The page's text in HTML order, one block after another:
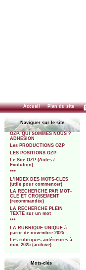
Accueil Plan du site
Naviguer sur le site
OZP. QUI SOMMES NOUS ?
ADHESION
Les PRODUCTIONS OZP
LES POSITIONS OZP
Le Site OZP (Aides /
Evolution)
***
L’INDEX DES MOTS-CLES
(utile pour commencer)
LA RECHERCHE PAR MOT-
CLE ET CROISEMENT
(recommandée)
LA RECHERCHE PLEIN
TEXTE sur un mot
***
LA RUBRIQUE UNIQUE à
partir de novembre 2025
Les rubriques antérieures à
nov. 2025 (archive)
Mots-clés